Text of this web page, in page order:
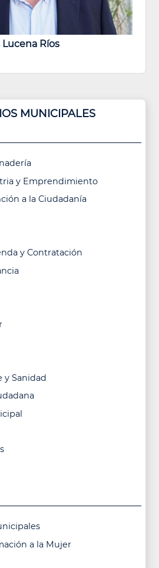
Ríos
MUNICIPALES
y Emprendimiento
a la Ciudadanía
y Contratación
y Sanidad
a la Mujer